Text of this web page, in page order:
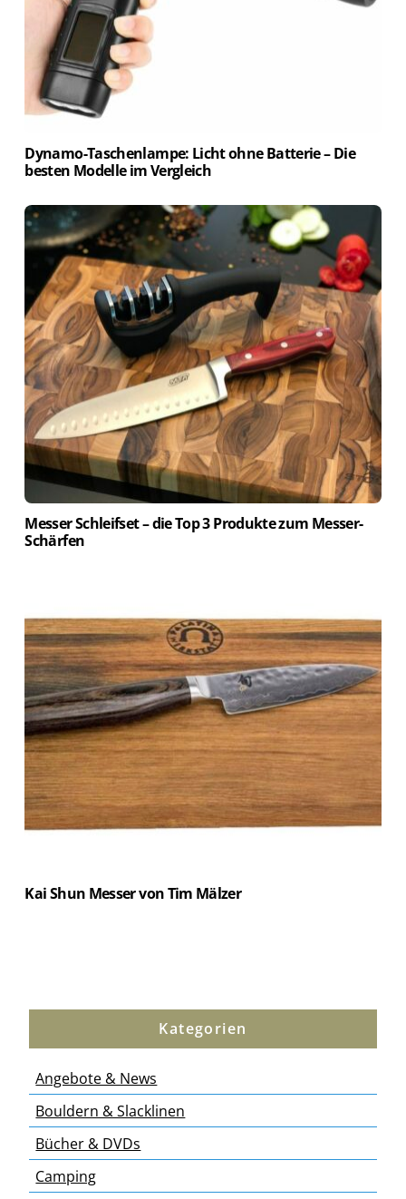
Dynamo-Taschenlampe: Licht ohne Batterie – Die
besten Modelle im Vergleich
Messer Schleifset – die Top 3 Produkte zum Messer-
Schärfen
Kai Shun Messer von Tim Mälzer
Kategorien
Angebote & News
Bouldern & Slacklinen
Bücher & DVDs
Camping